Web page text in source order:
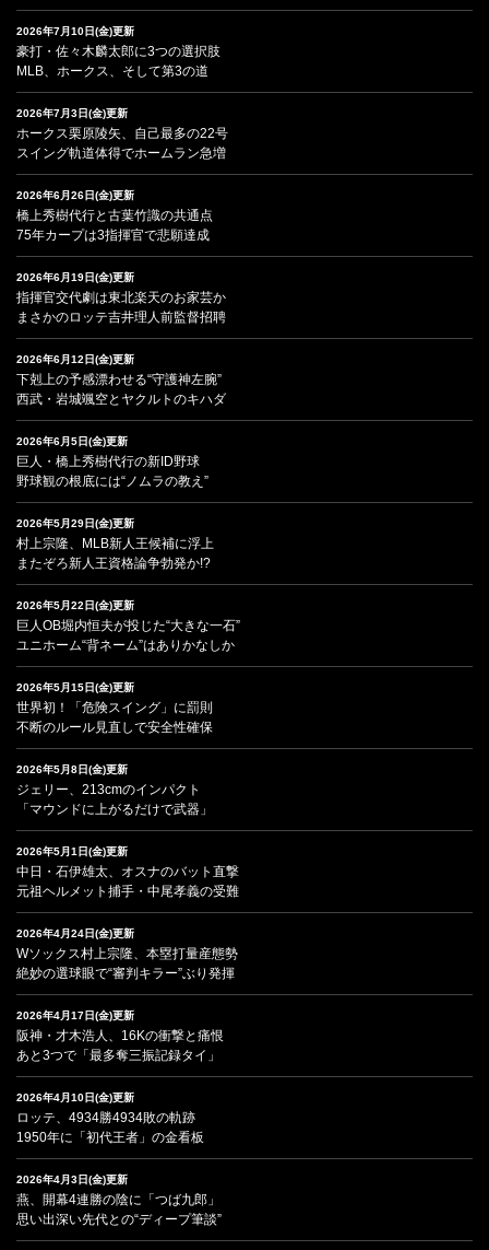
2026年7月10日(金)更新
豪打・佐々木麟太郎に3つの選択肢
MLB、ホークス、そして第3の道
2026年7月3日(金)更新
ホークス栗原陵矢、自己最多の22号
スイング軌道体得でホームラン急増
2026年6月26日(金)更新
橋上秀樹代行と古葉竹識の共通点
75年カープは3指揮官で悲願達成
2026年6月19日(金)更新
指揮官交代劇は東北楽天のお家芸か
まさかのロッテ吉井理人前監督招聘
2026年6月12日(金)更新
下剋上の予感漂わせる“守護神左腕”
西武・岩城颯空とヤクルトのキハダ
2026年6月5日(金)更新
巨人・橋上秀樹代行の新ID野球
野球観の根底には“ノムラの教え”
2026年5月29日(金)更新
村上宗隆、MLB新人王候補に浮上
またぞろ新人王資格論争勃発か!?
2026年5月22日(金)更新
巨人OB堀内恒夫が投じた“大きな一石”
ユニホーム“背ネーム”はありかなしか
2026年5月15日(金)更新
世界初！「危険スイング」に罰則
不断のルール見直しで安全性確保
2026年5月8日(金)更新
ジェリー、213cmのインパクト
「マウンドに上がるだけで武器」
2026年5月1日(金)更新
中日・石伊雄太、オスナのバット直撃
元祖ヘルメット捕手・中尾孝義の受難
2026年4月24日(金)更新
Wソックス村上宗隆、本塁打量産態勢
絶妙の選球眼で“審判キラー”ぶり発揮
2026年4月17日(金)更新
阪神・才木浩人、16Kの衝撃と痛恨
あと3つで「最多奪三振記録タイ」
2026年4月10日(金)更新
ロッテ、4934勝4934敗の軌跡
1950年に「初代王者」の金看板
2026年4月3日(金)更新
燕、開幕4連勝の陰に「つば九郎」
思い出深い先代との“ディープ筆談”